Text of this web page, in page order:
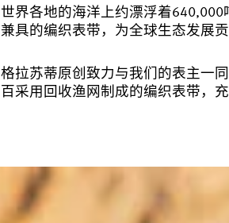
世界各地的海洋上约漂浮着
兼具的编织表带，为全球生态发展贡
格拉苏蒂原创致力与我们的表主一
百采用回收渔网制成的编织表带，